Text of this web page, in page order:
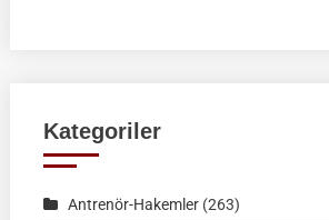
02
Kategoriler
Antrenör-Hakemler(263)